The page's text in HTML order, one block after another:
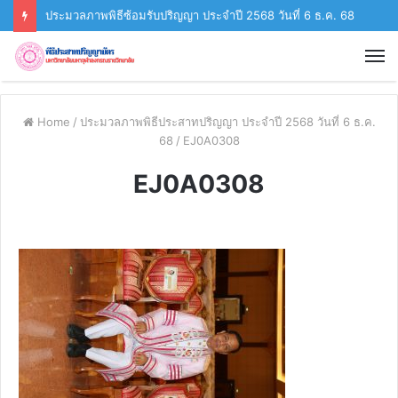
ประมวลภาพพิธีซ้อมรับปริญญา ประจำปี 2568 วันที่ 6 ธ.ค. 68
Home / ประมวลภาพพิธีประสาทปริญญา ประจำปี 2568 วันที่ 6 ธ.ค.
68 / EJ0A0308
EJ0A0308